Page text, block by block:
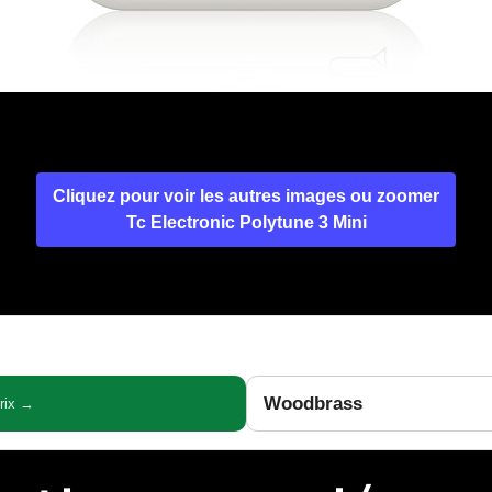
Cliquez pour voir les autres images ou zoomer
Tc Electronic Polytune 3 Mini
→ Woodbrass